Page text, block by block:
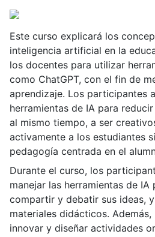
Este curso explicará los
inteligencia artificial en la
los docentes para utilizar
como ChatGPT, con el fin de
aprendizaje. Los participantes
herramientas de IA para
al mismo tiempo, a ser
activamente a los estudiantes
pedagogía centrada en el
Durante el curso, los
manejar las herramientas de IA
compartir y debatir sus ideas,
materiales didácticos.
innovar y diseñar actividades